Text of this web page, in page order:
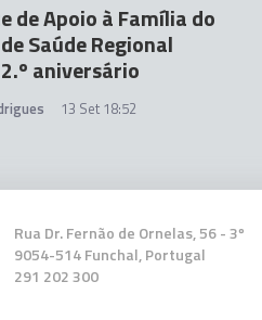
de Apoio à Família do
Saúde Regional
aniversário
13 Set 18:52
Rua Dr. Fernão de Ornelas, 56 - 3º
9054-514 Funchal, Portugal
291 202 300